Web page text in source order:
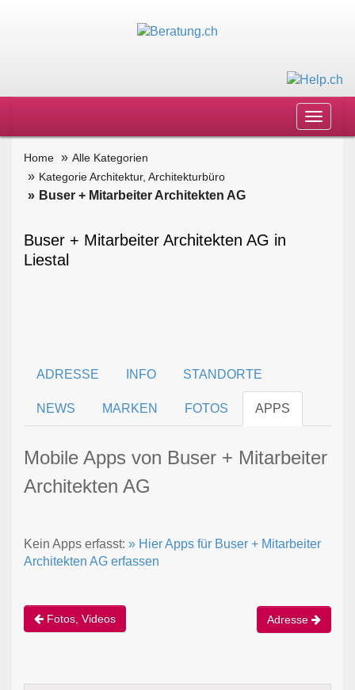
Toggle
Home
Alle Kategorien
Kategorie Architektur, Architekturbüro
Buser + Mitarbeiter Architekten AG
Buser + Mitarbeiter Architekten AG in
Liestal
ADRESSE INFO STANDORTE
NEWS MARKEN FOTOS APPS
Mobile Apps von Buser + Mitarbeiter
Architekten AG
Kein Apps erfasst: » Hier Apps für Buser + Mitarbeiter
Architekten AG erfassen
Fotos, Videos Adresse